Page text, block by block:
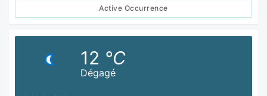
Active Occurrence
Dégagé
12 °C